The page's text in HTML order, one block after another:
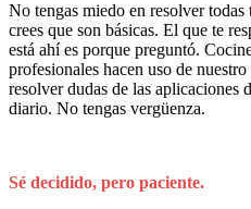
No tengas miedo en resolver
crees que son básicas. El que te
está ahí es porque preguntó.
profesionales hacen uso de
resolver dudas de las aplicaciones
diario. No tengas vergüenza.
Sé decidido, pero paciente.